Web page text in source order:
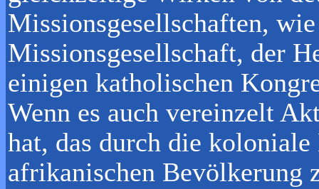
Missionsgesellschaften,
Missionsgesellschaft, der
einigen katholischen
Wenn es auch vereinzelt
hat, das durch die
afrikanischen Bevölkerung